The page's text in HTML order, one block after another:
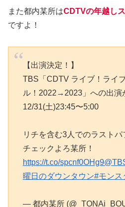
また都内某所はCDTVの年越し
ですよ！
【出演決定！】
TBS「CDTV ライブ！ライ
ル！2022→2023」への出演
12/31(土)23:45〜5:00
リチを含む3人でのラストパ
チェックよろ某所！
https://t.co/spcnf0OHg9
曜日のダウンタウン#モンス
— 都内某所